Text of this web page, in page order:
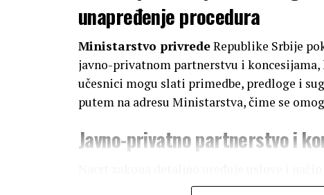
unapređenje procedura
Ministarstvo privredeRepublike Srbije
javno-privatnom partnerstvu i koncesijama,
učesnici mogu slati primedbe, predloge i
putem na adresu Ministarstva, čime se
Javno-privatno partnerstvo i
javno-privatnog partnerstva (JPP), subjekte